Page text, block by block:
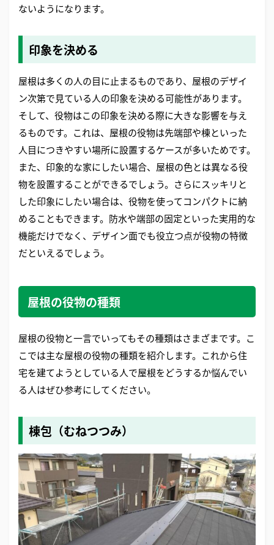
ないようになります。
印象を決める
屋根は多くの人の目に止まるものであり、屋根のデザイ
ン次第で見ている人の印象を決める可能性があります。
そして、役物はこの印象を決める際に大きな影響を与え
るものです。これは、屋根の役物は先端部や棟といった
人目につきやすい場所に設置するケースが多いためです。
また、印象的な家にしたい場合、屋根の色とは異なる役
物を設置することができるでしょう。さらにスッキリと
した印象にしたい場合は、役物を使ってコンパクトに納
めることもできます。防水や端部の固定といった実用的な
機能だけでなく、デザイン面でも役立つ点が役物の特徴
だといえるでしょう。
屋根の役物の種類
屋根の役物と一言でいってもその種類はさまざまです。こ
こでは主な屋根の役物の種類を紹介します。これから住
宅を建てようとしている人で屋根をどうするか悩んでい
る人はぜひ参考にしてください。
棟包（むねつつみ）